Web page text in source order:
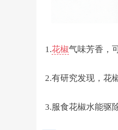
1.花椒气味芳香，
2.有研究发现，花
3.服食花椒水能驱